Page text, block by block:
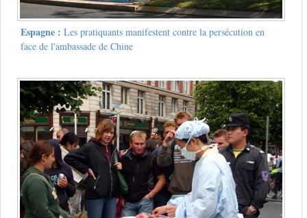
Espagne : Les pratiquants manifestent contre la persécution en
face de l'ambassade de Chine